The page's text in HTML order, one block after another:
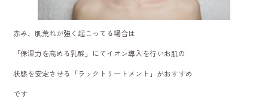
赤み、肌荒れが強く起こってる場合は
「保湿力を高める乳酸」にてイオン導入を行いお肌の
状態を安定させる「ラックトリートメント」がおすすめ
です